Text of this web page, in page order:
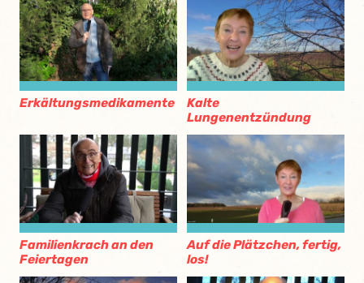
Erkältungsmedikamente
Kalte
Lungenentzündung
Familienkrach an den
Feiertagen
Auf die Plätzchen, fertig,
los!